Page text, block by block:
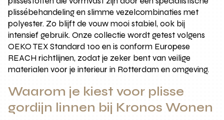
plissébehandeling en slimme vezelcombinaties met
polyester. Zo blijft de vouw mooi stabiel, ook bij
intensief gebruik. Onze collectie wordt getest volgens
OEKO TEX Standard 100 en is conform Europese
REACH richtlijnen, zodat je zeker bent van veilige
materialen voor je interieur in Rotterdam en omgeving.
Waarom je kiest voor plisse
gordijn linnen bij Kronos Wonen